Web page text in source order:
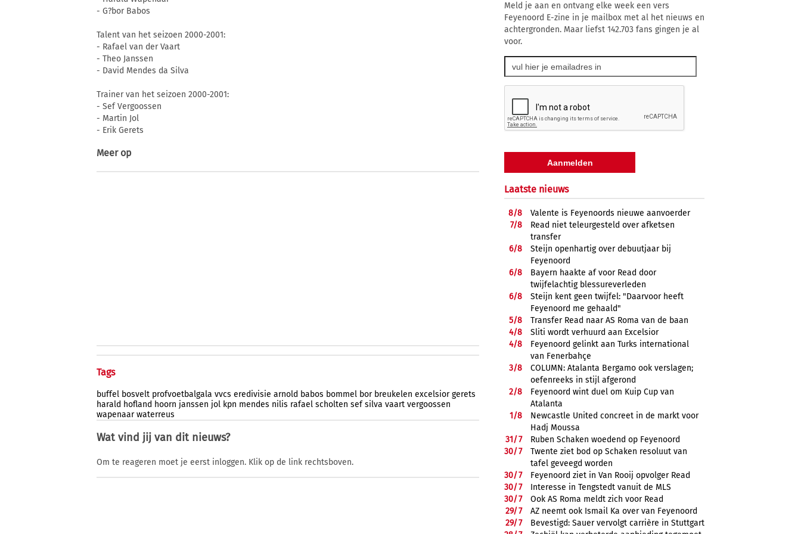
- G?bor Babos
Talent van het seizoen 2000-2001:
- Rafael van der Vaart
- Theo Janssen
- David Mendes da Silva
Trainer van het seizoen 2000-2001:
- Sef Vergoossen
- Martin Jol
- Erik Gerets
Meer op
Tags
buffel bosvelt profvoetbalgala vvcs eredivisie arnold babos bommel bor breukelen excelsior gerets
harald hofland hoorn janssen jol kpn mendes nilis rafael scholten sef silva vaart vergoossen
wapenaar waterreus
Wat vind jij van dit nieuws?
Om te reageren moet je eerst inloggen. Klik op de link rechtsboven.
Meld je aan en ontvang elke week een vers
Feyenoord E-zine in je mailbox met al het nieuws en
achtergronden. Maar liefst 142.703 fans gingen je al
voor.
Laatste nieuws
8/8
Valente is Feyenoords nieuwe aanvoerder
7/8
Read niet teleurgesteld over afketsen
transfer
6/8
Steijn openhartig over debuutjaar bij
Feyenoord
6/8
Bayern haakte af voor Read door
twijfelachtig blessureverleden
6/8
Steijn kent geen twijfel: "Daarvoor heeft
Feyenoord me gehaald"
5/8
Transfer Read naar AS Roma van de baan
4/8
Sliti wordt verhuurd aan Excelsior
4/8
Feyenoord gelinkt aan Turks international
van Fenerbahçe
3/8
COLUMN: Atalanta Bergamo ook verslagen;
oefenreeks in stijl afgerond
2/8
Feyenoord wint duel om Kuip Cup van
Atalanta
1/8
Newcastle United concreet in de markt voor
Hadj Moussa
31/7
Ruben Schaken woedend op Feyenoord
30/7
Twente ziet bod op Schaken resoluut van
tafel geveegd worden
30/7
Feyenoord ziet in Van Rooij opvolger Read
30/7
Interesse in Tengstedt vanuit de MLS
30/7
Ook AS Roma meldt zich voor Read
29/7
AZ neemt ook Ismail Ka over van Feyenoord
29/7
Bevestigd: Sauer vervolgt carrière in Stuttgart